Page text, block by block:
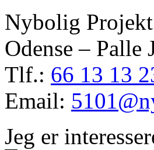
Nybolig Projekt
Odense – Palle
Tlf.: 66 13 13
Email:
Jeg er